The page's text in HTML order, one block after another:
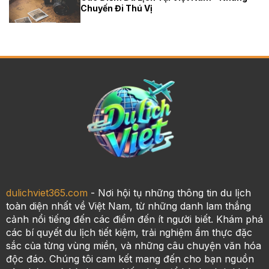
Chuyến Đi Thú Vị
dulichviet365.com - Nơi hội tụ những thông tin du lịch
toàn diện nhất về Việt Nam, từ những danh lam thắng
cảnh nổi tiếng đến các điểm đến ít người biết. Khám phá
các bí quyết du lịch tiết kiệm, trải nghiệm ẩm thực đặc
sắc của từng vùng miền, và những câu chuyện văn hóa
độc đáo. Chúng tôi cam kết mang đến cho bạn nguồn